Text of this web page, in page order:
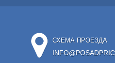
СХЕМА ПРОЕЗДА